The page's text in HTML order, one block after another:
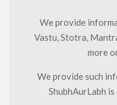
We provide
Vastu, Stotra,
more
We provide such
ShubhAurLabh